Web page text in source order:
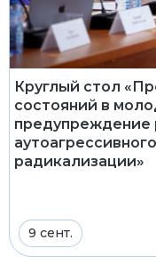
Круглый стол
состояний в
предупреждение
радикализации»
9 сент.